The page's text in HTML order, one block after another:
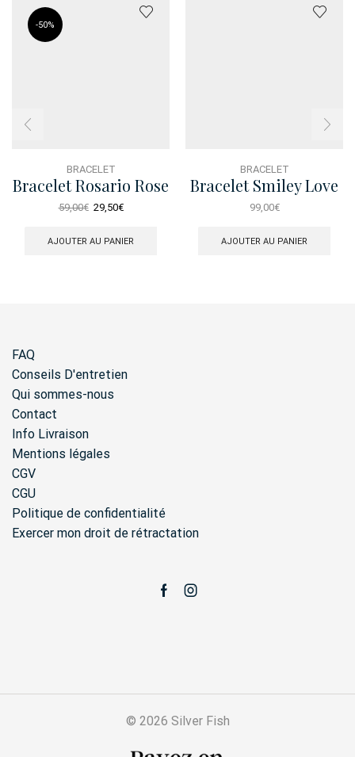
-50%
BRACELET
Bracelet Rosario Rose
Noir
59,00€ Le
initial
29,50€Le
actuel
AJOUTER AU PANIER
BRACELET
Bracelet Smiley Love
99,00€
AJOUTER AU PANIER
FAQ
Conseils D'entretien
Qui sommes-nous
Contact
Info Livraison
Mentions légales
CGV
CGU
Politique de confidentialité
Exercer mon droit de rétractation
FacebookInstagram
© 2026 Silver Fish